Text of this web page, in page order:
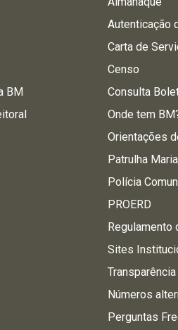
BM
Autenticação
Carta de
Censo
Consulta
Onde tem
Orientações
Patrulha
Polícia
PROERD
Regulamento
Sites
Números
Perguntas